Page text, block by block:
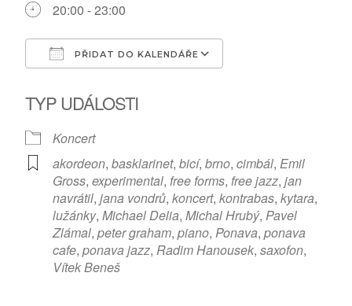
20:00 - 23:00
PŘIDAT DO KALENDÁŘE
TYP UDÁLOSTI
Koncert
akordeon, basklarinet, bicí, brno, cimbál, Emil
Gross, experimental, free forms, free jazz, jan
navrátil, jana vondrů, koncert, kontrabas, kytara,
lužánky, Michael Delia, Michal Hrubý, Pavel
Zlámal, peter graham, piano, Ponava, ponava
cafe, ponava jazz, Radim Hanousek, saxofon,
Vítek Beneš